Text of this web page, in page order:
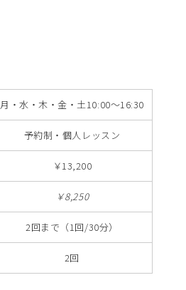
月・水・木・金・土10:00～16:30
予約制・個人レッスン
￥13,200
￥8,250
2回まで（1回/30分）
2回